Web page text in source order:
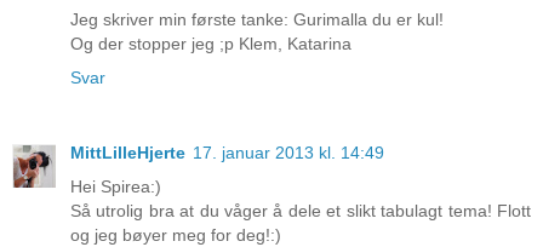
Jeg skriver min første tanke: Gurimalla du er kul!
Og der stopper jeg ;p Klem, Katarina
Svar
MittLilleHjerte 17. januar 2013 kl. 14:49
Hei Spirea:)
Så utrolig bra at du våger å dele et slikt tabulagt tema! Flott
og jeg bøyer meg for deg!:)